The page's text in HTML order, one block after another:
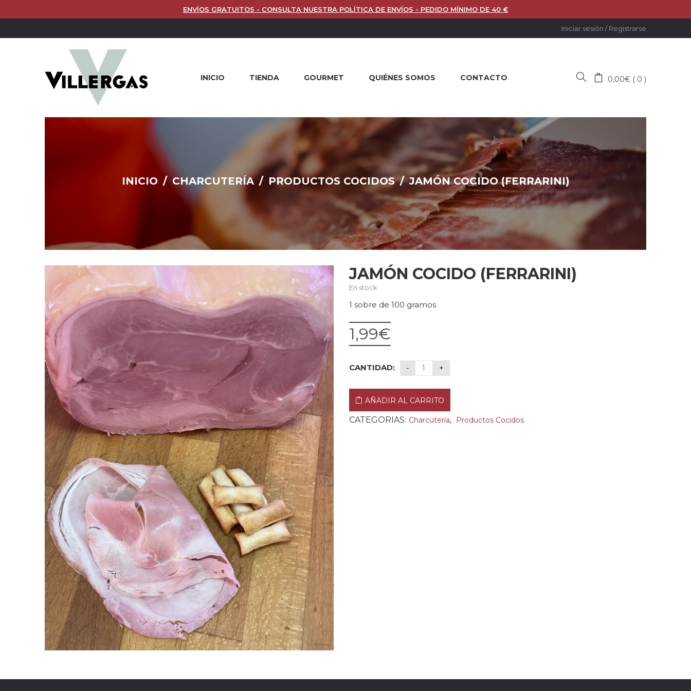
Iniciar sesión / Registrarse
INICIO TIENDA GOURMET QUIÉNES SOMOS CONTACTO 0,00€ 0
INICIO / CHARCUTERÍA / PRODUCTOS COCIDOS / JAMÓN COCIDO (FERRARINI)
JAMÓN COCIDO (FERRARINI)
En stock
1 sobre de 100 gramos
1,99€
CANTIDAD:
AÑADIR AL CARRITO
CATEGORIAS: Charcutería, Productos Cocidos
ENVÍOS GRATUITOS - CONSULTA NUESTRA POLÍTICA DE ENVÍOS - PEDIDO MÍNIMO DE 40 €